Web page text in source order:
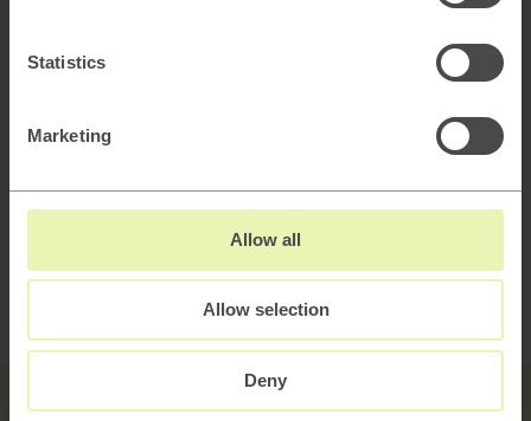
Statistics
Marketing
Allow all
Allow selection
Deny
Transformation & operativa modeller